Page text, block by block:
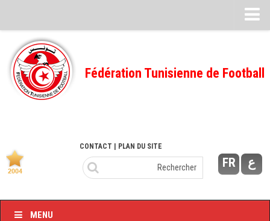
Feuille de match
FMI – 2022/2023
Ligue I – 2022/2023
Ligue I – 2020/2021
Ligue I – 2019/2020
Fédération Tunisienne de Football
FR ع
CONTACT | PLAN DU SITE
MENU